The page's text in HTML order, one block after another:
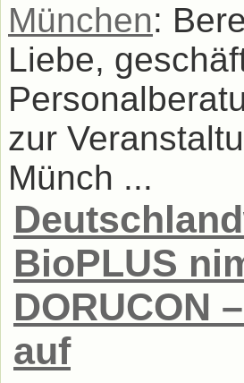
München:
Liebe,
zur
Münch ...
BioPLUS
DORUCON
auf